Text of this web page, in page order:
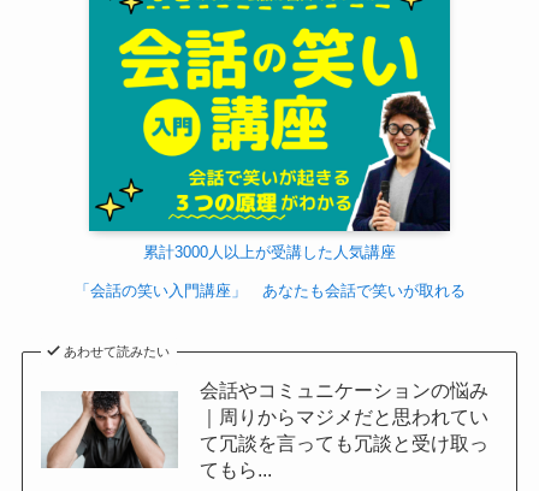
累計3000人以上が受講した人気講座
「会話の笑い入門講座」 あなたも会話で笑いが取れる
あわせて読みたい
会話やコミュニケーションの悩み
｜周りからマジメだと思われてい
て冗談を言っても冗談と受け取っ
てもら...